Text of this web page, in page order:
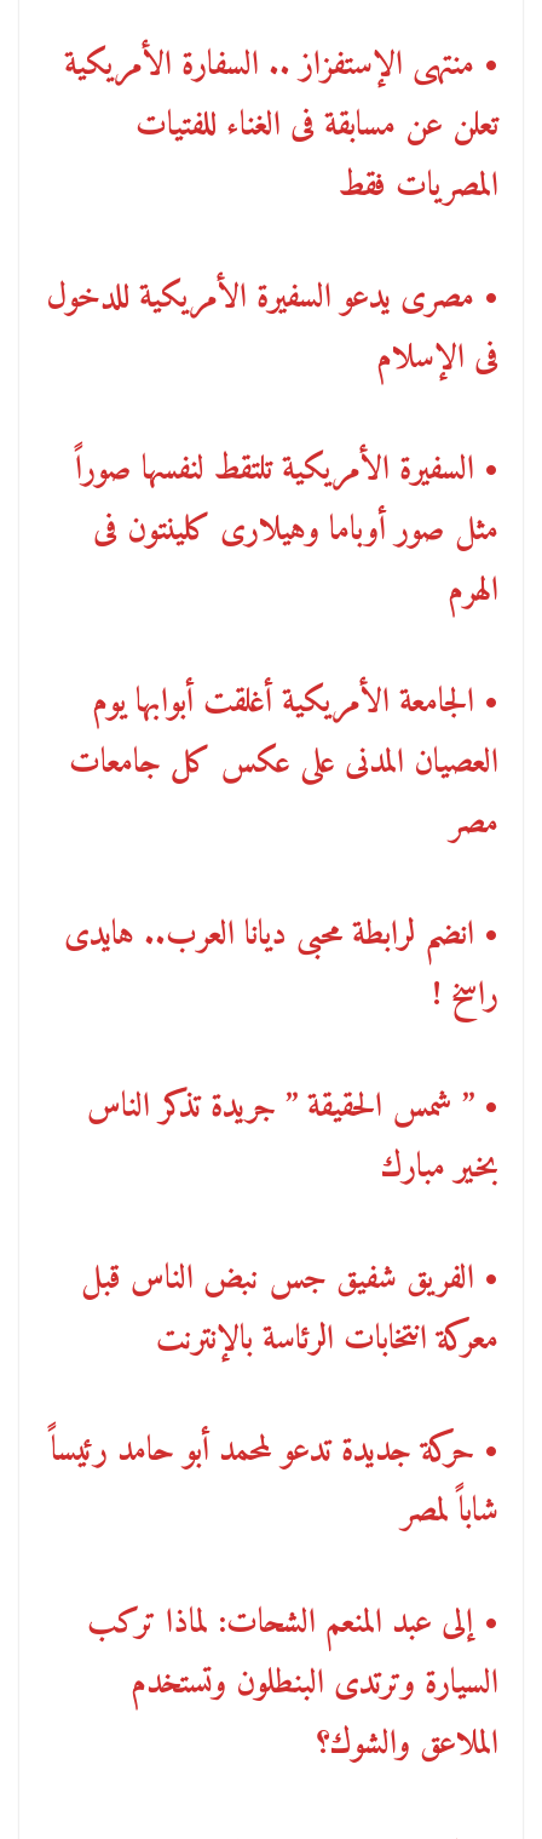
• منتهى الإستفزاز .. السفارة الأمريكية
تعلن عن مسابقة فى الغناء للفتيات
المصريات فقط
• مصرى يدعو السفيرة الأمريكية للدخول
فى الإسلام
• السفيرة الأمريكية تلتقط لنفسها صوراً
مثل صور أوباما وهيلارى كلينتون فى
الهرم
• الجامعة الأمريكية أغلقت أبوابها يوم
العصيان المدنى على عكس كل جامعات
مصر
• انضم لرابطة محبى ديانا العرب.. هايدى
راسخ !
• ” شمس الحقيقة ” جريدة تذكر الناس
بخير مبارك
• الفريق شفيق جس نبض الناس قبل
معركة انتخابات الرئاسة بالإنترنت
• حركة جديدة تدعو لمحمد أبو حامد رئيساً
شاباً لمصر
• إلى عبد المنعم الشحات: لماذا تركب
السيارة وترتدى البنطلون وتستخدم
الملاعق والشوك؟